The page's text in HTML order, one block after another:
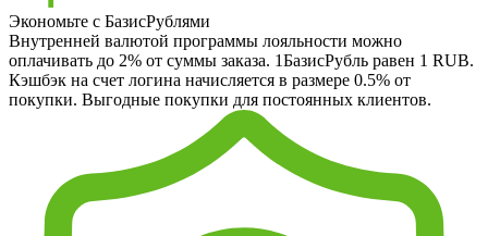
Экономьте с БазисРублями
Внутренней валютой программы лояльности можно
оплачивать до 2% от суммы заказа. 1БазисРубль равен 1 RUB.
Кэшбэк на счет логина начисляется в размере 0.5% от
покупки. Выгодные покупки для постоянных клиентов.